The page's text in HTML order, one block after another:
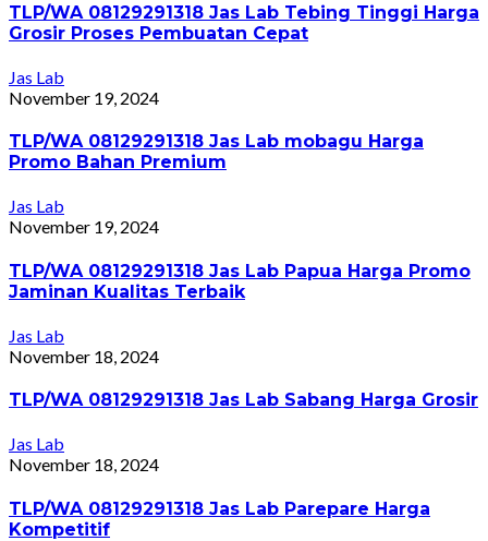
TLP/WA 08129291318 Jas Lab Tebing Tinggi Harga
Grosir Proses Pembuatan Cepat
Jas Lab
November 19, 2024
TLP/WA 08129291318 Jas Lab mobagu Harga
Promo Bahan Premium
Jas Lab
November 19, 2024
TLP/WA 08129291318 Jas Lab Papua Harga Promo
Jaminan Kualitas Terbaik
Jas Lab
November 18, 2024
TLP/WA 08129291318 Jas Lab Sabang Harga Grosir
Jas Lab
November 18, 2024
TLP/WA 08129291318 Jas Lab Parepare Harga
Kompetitif